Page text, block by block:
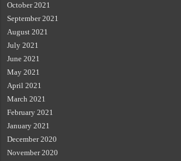
October 2021
September 2021
August 2021
July 2021
June 2021
May 2021
April 2021
March 2021
February 2021
January 2021
December 2020
November 2020